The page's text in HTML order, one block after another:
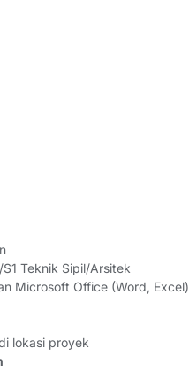
Teknik Sipil/Arsitek
Microsoft Office (Word, Excel)
lokasi proyek